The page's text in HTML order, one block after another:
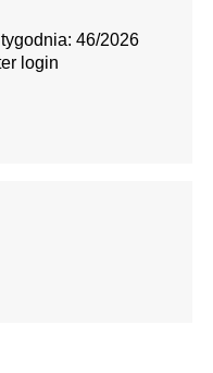
46/2026
login